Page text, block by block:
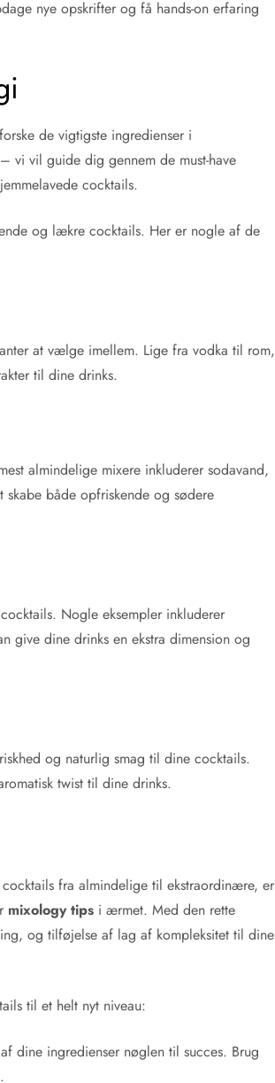
nye opskrifter og få hands-on erfaring
de vigtigste ingredienser i
vi vil guide dig gennem de must-have
cocktails.
og lækre cocktails. Her er nogle af de
at vælge imellem. Lige fra vodka til rom,
til dine drinks.
almindelige mixere inkluderer sodavand,
både opfriskende og sødere
Nogle eksempler inkluderer
give dine drinks en ekstra dimension og
og naturlig smag til dine cocktails.
twist til dine drinks.
fra almindelige til ekstraordinære, er
mixology tips i ærmet. Med den rette
og tilføjelse af lag af kompleksitet til dine
til et helt nyt niveau:
dine ingredienser nøglen til succes. Brug